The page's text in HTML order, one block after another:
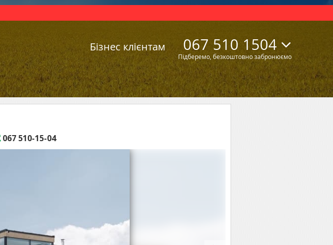
Бізнес клієнтам 067 510 1504
Підберемо, безкоштовно забронюємо
067 510-15-04